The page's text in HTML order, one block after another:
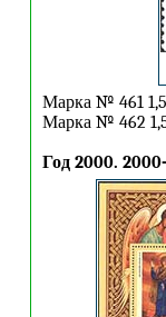
Марка № 461
Марка № 462
Год 2000.